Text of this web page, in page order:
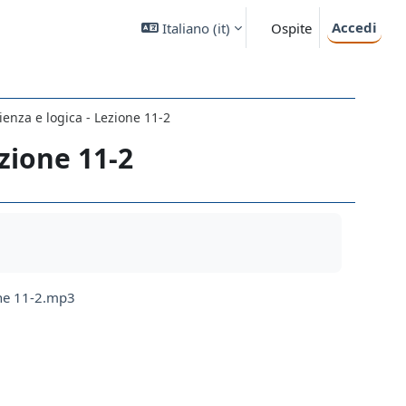
Italiano ‎(it)‎ Ospite Accedi
e logica - Lezione 11-2
11-2
11-2.mp3